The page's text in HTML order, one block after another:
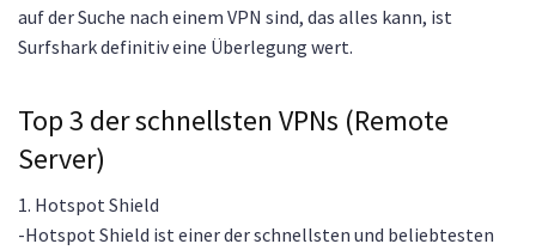
auf der Suche nach einem VPN sind, das alles kann, ist
Surfshark definitiv eine Überlegung wert.
Top 3 der schnellsten VPNs (Remote
Server)
1. Hotspot Shield
-Hotspot Shield ist einer der schnellsten und beliebtesten